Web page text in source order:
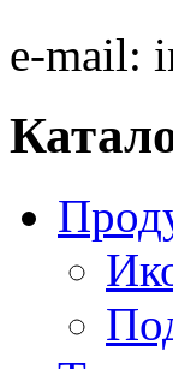
e-mail: